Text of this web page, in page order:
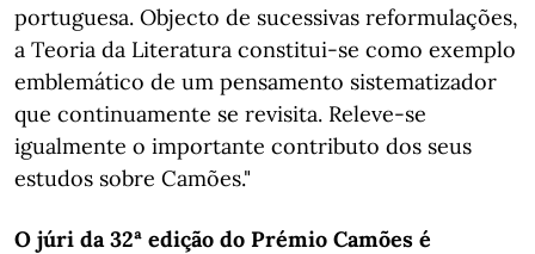
portuguesa. Objecto de sucessivas reformulações,
a Teoria da Literatura constitui-se como exemplo
emblemático de um pensamento sistematizador
que continuamente se revisita. Releve-se
igualmente o importante contributo dos seus
estudos sobre Camões."
O júri da 32ª edição do Prémio Camões é